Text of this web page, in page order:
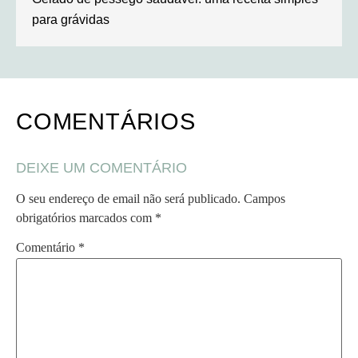
para grávidas
COMENTÁRIOS
DEIXE UM COMENTÁRIO
O seu endereço de email não será publicado. Campos
obrigatórios marcados com *
Comentário *